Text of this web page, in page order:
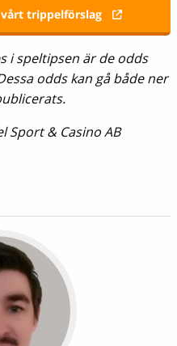
trippelförslag
i speltipsen är de odds
odds kan gå både ner
Sport & Casino AB